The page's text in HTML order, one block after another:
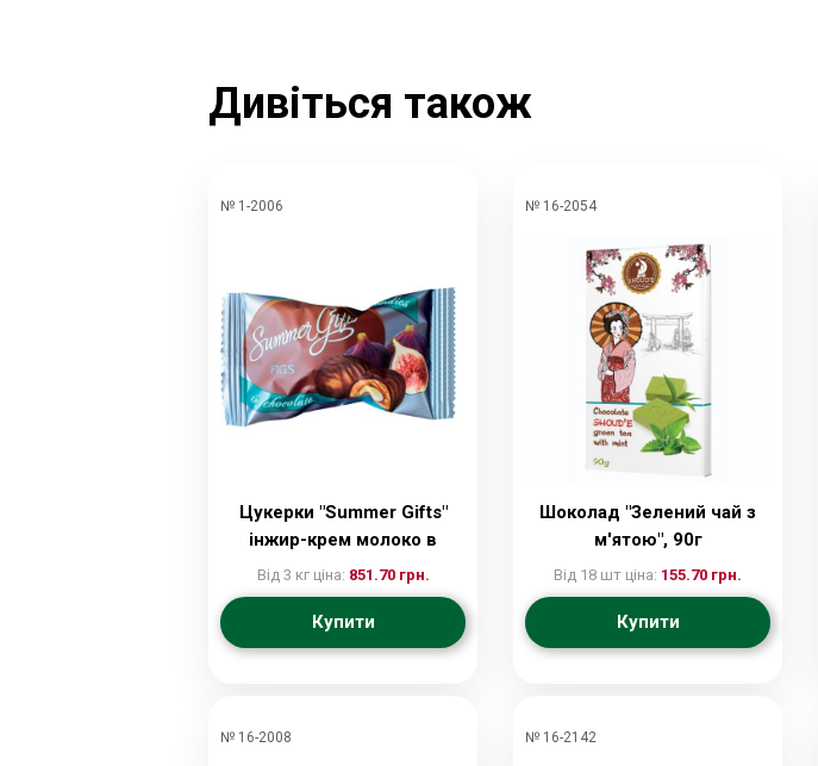
Дивіться також
№ 1-2006
Цукерки "Summer Gifts"
інжир-крем молоко в
шоколаді, кг
Від 3 кг ціна: 851.70 грн.
Купити
№ 16-2054
Шоколад "Зелений чай з
м'ятою", 90г
Від 18 шт ціна: 155.70 грн.
Купити
№ 16-2008 № 16-2142